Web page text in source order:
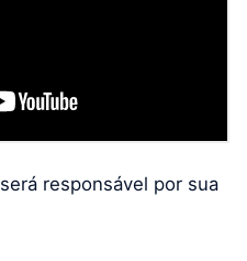
será responsável por sua